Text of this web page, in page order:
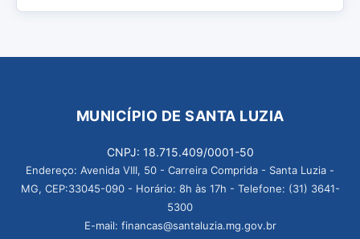
MUNICÍPIO DE SANTA LUZIA
CNPJ: 18.715.409/0001-50
Endereço: Avenida VIII, 50 - Carreira Comprida - Santa Luzia -
MG, CEP:33045-090 - Horário: 8h às 17h - Telefone: (31) 3641-
5300
E-mail: financas@santaluzia.mg.gov.br